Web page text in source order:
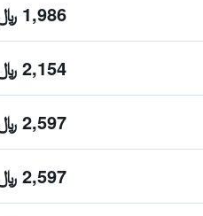
1,986 ﷼
2,154 ﷼
2,597 ﷼
2,597 ﷼